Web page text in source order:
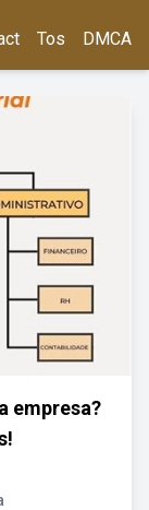
Tos DMCA
empresa?